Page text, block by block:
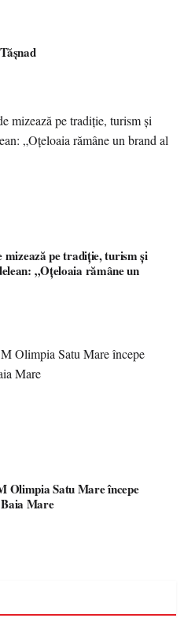
pe tradiție, turism și
Olimpia Satu Mare începe
Mare